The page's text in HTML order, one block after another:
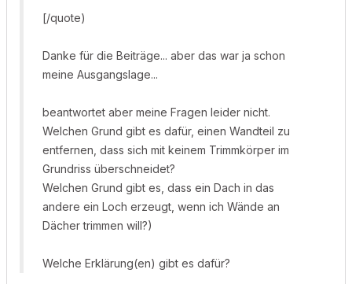
[/quote)
Danke für die Beiträge... aber das war ja schon
meine Ausgangslage...
beantwortet aber meine Fragen leider nicht.
Welchen Grund gibt es dafür, einen Wandteil zu
entfernen, dass sich mit keinem Trimmkörper im
Grundriss überschneidet?
Welchen Grund gibt es, dass ein Dach in das
andere ein Loch erzeugt, wenn ich Wände an
Dächer trimmen will?)
Welche Erklärung(en) gibt es dafür?